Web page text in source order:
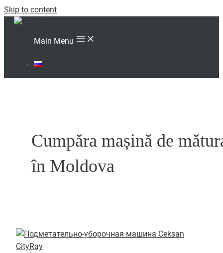
Skip to content
Main Menu
Cumpăra mașină de
în Moldova